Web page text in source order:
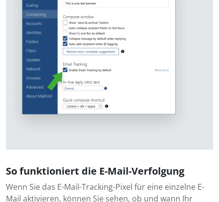
So funktioniert die E-Mail-Verfolgung
Wenn Sie das E-Mail-Tracking-Pixel für eine einzelne E-
Mail aktivieren, können Sie sehen, ob und wann Ihr